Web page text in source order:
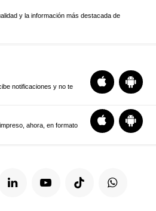
y la información más destacada de
notificaciones y no te
ahora, en formato